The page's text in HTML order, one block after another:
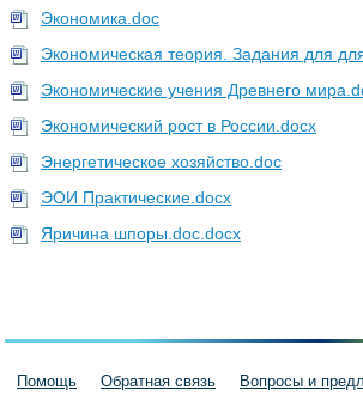
Экономика.doc
Экономическая теория. Задания для
Экономические учения Древнего
Экономический рост в России.docx
Энергетическое хозяйство.doc
ЭОИ Практические.docx
Яричина шпоры.doc.docx
Помощь Обратная связь Вопросы и